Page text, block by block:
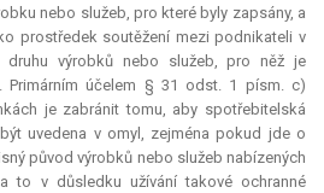
nebo služeb, pro které byly zapsány, a
prostředek soutěžení mezi podnikateli v
druhu výrobků nebo služeb, pro něž je
Primárním účelem § 31 odst. 1 písm. c)
je zabránit tomu, aby spotřebitelská
uvedena v omyl, zejména pokud jde o
původ výrobků nebo služeb nabízených
to v důsledku užívání takové ochranné